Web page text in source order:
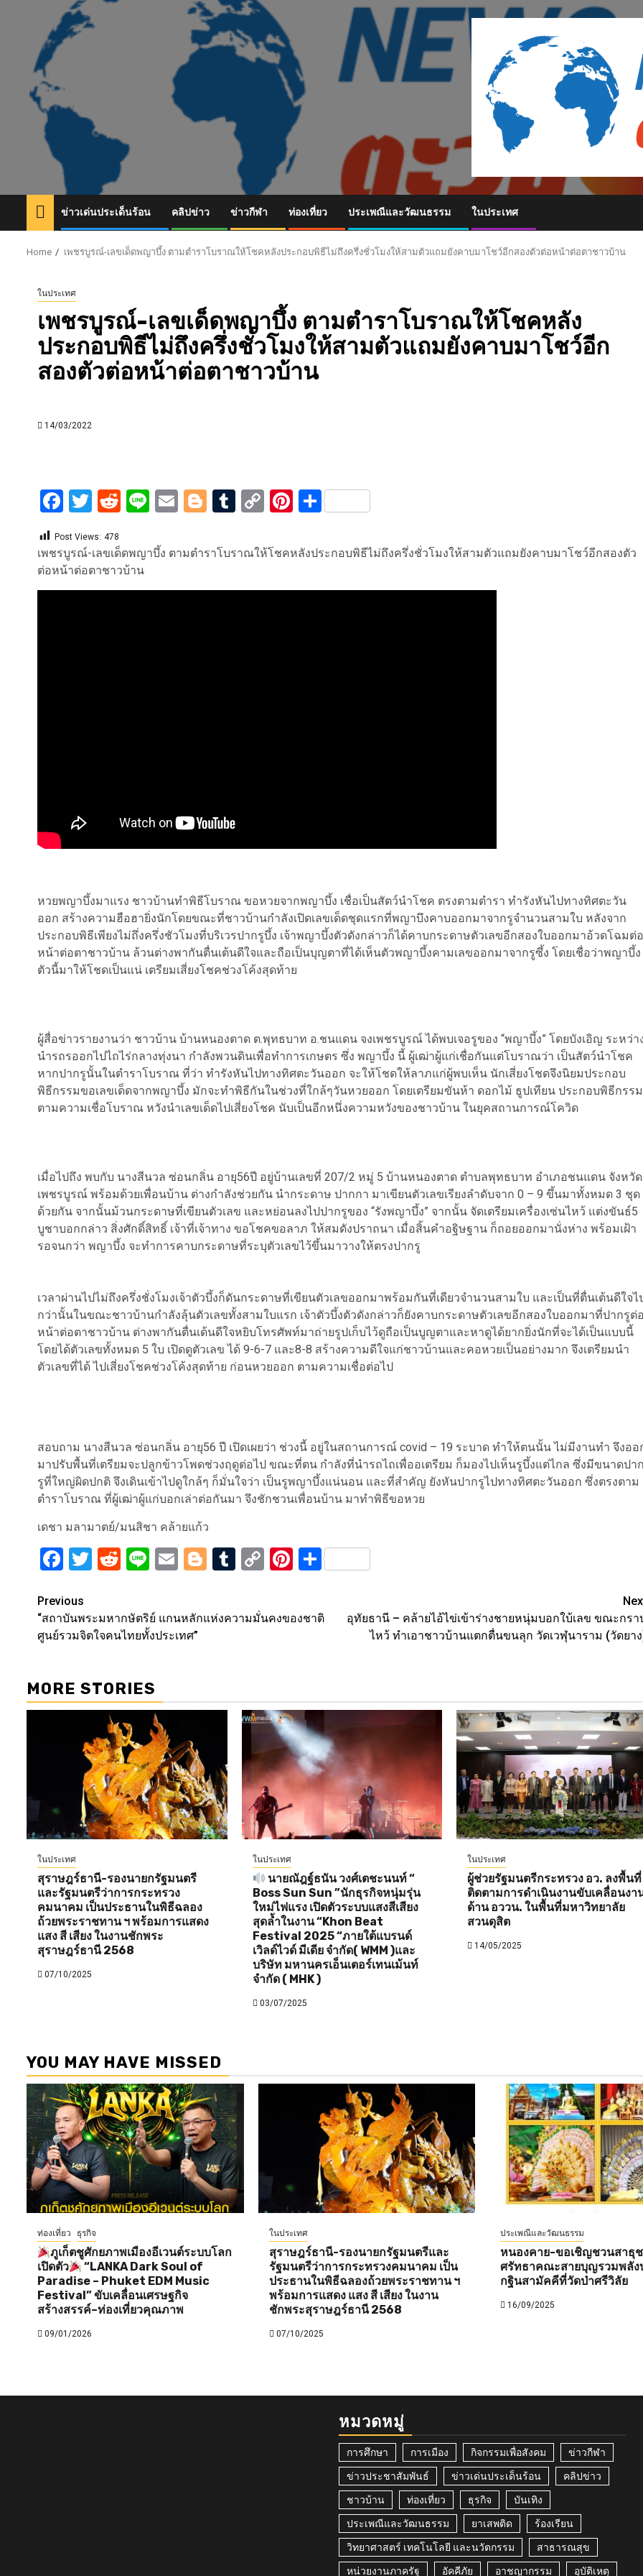
ข่าวเด่นประเด็นร้อน คลิปข่าว ข่าวกีฬา ท่องเที่ยว ประเพณีและวัฒนธรรม ในประเทศ
Home เพชรบูรณ์-เลขเด็ดพญาบึ้ง ตามตำราโบราณให้โชคหลังประกอบพิธีไม่ถึงครึ่งชั่วโมงให้สามตัวแถมยังคาบมาโชว์อีกสองตัวต่อหน้าต่อตาชาวบ้าน
ในประเทศ
เพชรบูรณ์-เลขเด็ดพญาบึ้ง ตามตำราโบราณให้โชคหลัง
ประกอบพิธีไม่ถึงครึ่งชั่วโมงให้สามตัวแถมยังคาบมาโชว์อีก
สองตัวต่อหน้าต่อตาชาวบ้าน
14/03/2022
Facebook
Twitter
Reddit
LineEmailBlogger
Tumblr
CopyPinterest
Share
Post Views: 478
เพชรบูรณ์-เลขเด็ดพญาบึ้ง ตามตำราโบราณให้โชคหลังประกอบพิธีไม่ถึงครึ่งชั่วโมงให้สามตัวแถมยังคาบมาโชว์อีกสองตัว
ต่อหน้าต่อตาชาวบ้าน
หวยพญาบึ้งมาแรง ชาวบ้านทำพิธีโบราณ ขอหวยจากพญาบึ้ง เชื่อเป็นสัตว์นำโชค ตรงตามตำรา ทำรังหันไปทางทิศตะวัน
ออก สร้างความฮือฮายิ่งนักโดยขณะที่ชาวบ้านกำลังเปิดเลขเด็ดชุดแรกที่พญาบึงคาบออกมาจากรูจำนวนสามใบ หลังจาก
ประกอบพิธีเพียงไม่ถึ่งครึ่งชัวโมงที่บริเวรปากรูบึ้ง เจ้าพญาบึ้งตัวดังกล่าวก็ได้คาบกระดาษตัวเลขอีกสองใบออกมาอ้วดโฉมต่อ
หน้าต่อตาชาวบ้าน ล้วนต่างพากันตื่นเต้นดีใจและถือเป็นบุญตาที่ได้เห็นตัวพญาบึ้งคามเลขออกมาจากรูซึ้ง โดยเชื่อว่าพญาบึ้ง
ตัวนี้มาให้โชดเป็นแน่ เตรียมเสี่ยงโชคช่วงโค้งสุดท้าย
ผู้สื่อข่าวรายงานว่า ชาวบ้าน บ้านหนองตาด ต.พุทธบาท อ.ชนแดน จงเพชรบูรณ์ ได้พบเจอรูของ “พญาบึ้ง” โดยบังเอิญ ระหว่า
นำรถรออกไปไถไร่กลางทุ่งนา กำลังพวนดินเพื่อทำการเกษตร ซึ่ง พญาบึ้ง นี้ ผู้เฒ่าผู้แก่เชื่อกันแต่โบราณว่า เป็นสัตว์นำโชค
หากปากรูนั้นในตำราโบราณ ที่ว่า ทำรังหันไปทางทิศตะวันออก จะให้โชดให้ลาภแก่ผู้พบเห็น นักเสี่ยงโชดจึงนิยมประกอบ
พิธีกรรมขอเลขเด็ดจากพญาบึ้ง มักจะทำพิธีกันในช่วงที่ใกล้ๆวันหวยออก โดยเตรียมขันห้า ดอกไม้ ธูปเทียน ประกอบพิธีกรรม
ตามความเชื่อโบราณ หวังนำเลขเด็ดไปเสี่ยงโชค นับเป็นอีกหนึ่งความหวังของชาวบ้าน ในยุคสถานการณ์โควิด
เมื่อไปถึง พบกับ นางสีนวล ซ่อนกลิ่น อายุ56ปี อยู่บ้านเลขที่ 207/2 หมู่ 5 บ้านหนองตาด ตำบลพุทธบาท อำเภอชนแดน จังหวัด
เพชรบูรณ์ พร้อมด้วยเพื่อนบ้าน ต่างกำลังช่วยกัน นำกระดาษ ปากกา มาเขียนตัวเลขเรียงลำดับจาก 0 – 9 ขึ้นมาทั้งหมด 3 ชุด
ด้วยกัน จากนั้นม้วนกระดาษที่เขียนตัวเลข และหย่อนลงไปปากรูของ “รังพญาบึ้ง” จากนั้น จัดเตรียมเครื่องเซ่นไหว้ แต่งขันธ์5
บูชาบอกกล่าว สิ่งศักดิ์สิทธิ์ เจ้าที่เจ้าทาง ขอโชคขอลาภ ให้สมดังปราถนา เมื่อสิ้นคำอฐิษฐาน ก็ถอยออกมานั่งห่าง พร้อมเฝ้า
รอจนกว่า พญาบึ้ง จะทำการคาบกระดาษที่ระบุตัวเลขไว้ขึ้นมาวางให้ตรงปากรู
เวลาผ่านไปไม่ถึงครึ่งชั่งโมงเจ้าตัวบึ้งก็ดันกระดาษที่เขียนตัวเลขออกมาพร้อมกันที่เดียวจำนวนสามใบ และเป็นที่ตื่นเต้นดีใจไ
กว่านั้นในขณะชาวบ้านกำลังลุ้นตัวเลขทั้งสามใบแรก เจ้าตัวบึ้งตัวดังกล่าวก็ยังคาบกระดาษตัวเลขอีกสองใบออกมาที่ปากรูต่อ
หน้าต่อตาชาวบ้าน ต่างพากันตื่นเด้นดีใจหยิบโทรศัพท์มาถ่ายรูปเก็บไว้ดูถือเป็นบูญตาและหาดูได้ยากยิ่งนักที่จะได้เป็นแบบนี้
โดยได้ตัวเลขทั้งหมด 5 ใบ เปิดดูตัวเลข ได้ 9-6-7 และ8-8 สร้างความดีใจแก่ชาวบ้านและคอหวยเป็นอย่างมาก จึงเตรียมนำ
ตัวเลขที่ได้ ไปเสี่ยงโชคช่วงโค้งสุดท้าย ก่อนหวยออก ตามความเชื่อต่อไป
สอบถาม นางสีนวล ซ่อนกลิ่น อายุ56 ปี เปิดเผยว่า ช่วงนี้ อยู่ในสถานการณ์ covid – 19 ระบาด ทำให้ตนนั้น ไม่มีงานทำ จึงออ
มาปรับพื้นที่เตรียมจะปลูกข้าวโพดช่วงฤดูต่อไป ขณะที่ตน กำลังที่นำรถไถเพื่ออเตรียม ก็มองไปเห็นรูบึ้งแต่ไกล ซึ่งมีขนาดปาก
รูที่ใหญ่ผิดปกติ จึงเดินเข้าไปดูใกล้ๆ ก็มั่นใจว่า เป็นรูพญาบึ้งแน่นอน และที่สำคัญ ยังหันปากรูไปทางทิศตะวันออก ซึ่งตรงตาม
ตำราโบราณ ที่ผู้เฒ่าผู้แก่บอกเล่าต่อกันมา จึงชักชวนเพื่อนบ้าน มาทำพิธีขอหวย
เดชา มลามาตย์/มนสิชา คล้ายแก้ว
Facebook
Twitter
Reddit
LineEmailBlogger
Tumblr
CopyPinterest
Share
Post
navigation
Previous
“สถาบันพระมหากษัตริย์ แกนหลักแห่งความมั่นคงของชาติ
ศูนย์รวมจิตใจคนไทยทั้งประเทศ”
อุทัยธานี – คล้ายไอ้ไข่เข้าร่างชายหนุ่มบอกใบ้เลข ขณะกรา
ไหว้ ทำเอาชาวบ้านแตกตื่นขนลุก วัดเวฬุนาราม (วัดยา
MORE STORIES
ในประเทศ
สุราษฎร์ธานี-รองนายกรัฐมนตรี
และรัฐมนตรีว่าการกระทรวง
คมนาคม เป็นประธานในพิธีฉลอง
ถ้วยพระราชทาน ฯ พร้อมการแสดง
แสง สี เสียง ในงานชักพระ
สุราษฎร์ธานี 2568
07/10/2025
ในประเทศ
นายณัฎฐ์ธนัน วงศ์เตชะนนท์ “
Boss Sun Sun ”นักธุรกิจหนุ่มรุ่น
ใหม่ไฟแรง เปิดตัวระบบแสงสีเสียง
สุดล้ำในงาน “Khon Beat
Festival 2025 “ภายใต้แบรนด์
เวิลด์ไวด์ มีเดีย จำกัด( WMM )และ
บริษัท มหานครเอ็นเตอร์เทนเม้นท์
จำกัด ( MHK )
03/07/2025
ในประเทศ
ผู้ช่วยรัฐมนตรีกระทรวง อว. ลงพื้นที่
ติดตามการดำเนินงานขับเคลื่อนงา
ด้าน อววน. ในพื้นที่มหาวิทยาลัย
สวนดุสิต
14/05/2025
YOU MAY HAVE MISSED
ท่องเที่ยว ธุรกิจ
ภูเก็ตชูศักยภาพเมืองอีเวนต์ระบบโลก
เปิดตัว
“LANKA Dark Soul of
Paradise – Phuket EDM Music
Festival” ขับเคลื่อนเศรษฐกิจ
สร้างสรรค์–ท่องเที่ยวคุณภาพ
09/01/2026
ในประเทศ
สุราษฎร์ธานี-รองนายกรัฐมนตรีและ
รัฐมนตรีว่าการกระทรวงคมนาคม เป็น
ประธานในพิธีฉลองถ้วยพระราชทาน ฯ
พร้อมการแสดง แสง สี เสียง ในงาน
ชักพระสุราษฎร์ธานี 2568
07/10/2025
ประเพณีและวัฒนธรรม
หนองคาย-ขอเชิญชวนสาธุ
ศรัทธาคณะสายบุญรวมพลั
กฐินสามัคคีที่วัดป่าศรีวิลัย
16/09/2025
หมวดหมู่
การศึกษา การเมือง กิจกรรมเพื่อสังคม ข่าวกีฬา
ข่าวประชาสัมพันธ์ ข่าวเด่นประเด็นร้อน คลิปข่าว
ชาวบ้าน ท่องเที่ยว ธุรกิจ บันเทิง
ประเพณีและวัฒนธรรม ยาเสพติด ร้องเรียน
วิทยาศาสตร์ เทคโนโลยี และนวัตกรรม สาธารณสุข
หน่วยงานภาครัฐ อัคคีภัย อาชญากรรม อุบัติเหตุ